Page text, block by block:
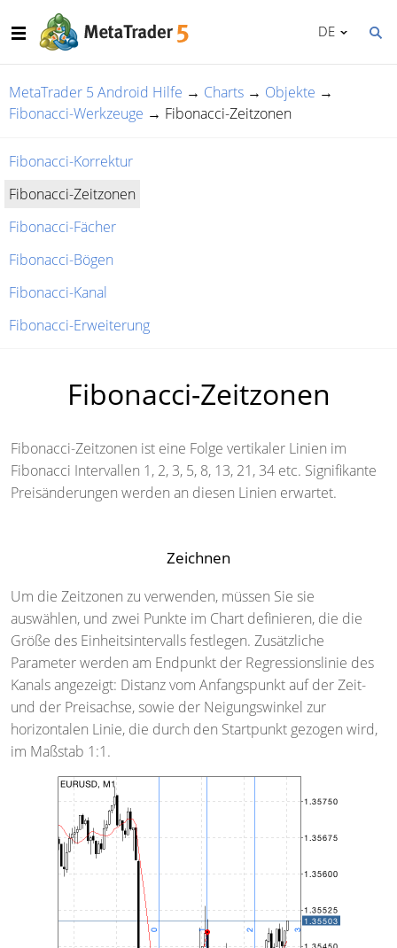
DE
MetaTrader 5 Android Hilfe → Charts → Objekte →
Fibonacci-Werkzeuge → Fibonacci-Zeitzonen
Fibonacci-Korrektur
Fibonacci-Zeitzonen
Fibonacci-Fächer
Fibonacci-Bögen
Fibonacci-Kanal
Fibonacci-Erweiterung
Fibonacci-Zeitzonen
Fibonacci-Zeitzonen ist eine Folge vertikaler Linien im
Fibonacci Intervallen 1, 2, 3, 5, 8, 13, 21, 34 etc. Signifikante
Preisänderungen werden an diesen Linien erwartet.
Zeichnen
Um die Zeitzonen zu verwenden, müssen Sie sie
auswählen, und zwei Punkte im Chart definieren, die die
Größe des Einheitsintervalls festlegen. Zusätzliche
Parameter werden am Endpunkt der Regressionslinie des
Kanals angezeigt: Distanz vom Anfangspunkt auf der Zeit-
und der Preisachse, sowie der Neigungswinkel zur
horizontalen Linie, die durch den Startpunkt gezogen wird,
im Maßstab 1:1.